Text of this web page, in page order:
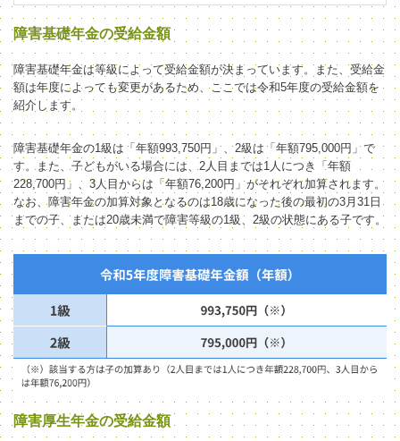
障害基礎年金の受給金額
障害基礎年金は等級によって受給金額が決まっています。また、受給金
額は年度によっても変更があるため、ここでは令和5年度の受給金額を
紹介します。
障害基礎年金の1級は 「 年額993,750円 」 、2級は 「 年額795,000円 」 で
す。また、子どもがいる場合には、2人目までは1人につき 「年額
228,700円 」 、 3人目からは 「年額76,200円 」がそれぞれ加算されます。
なお、障害年金の加算対象となるのは18歳になった後の最初の3月31日
までの子、または20歳未満で障害等級の1級、2級の状態にある子です。
障害厚生年金の受給金額